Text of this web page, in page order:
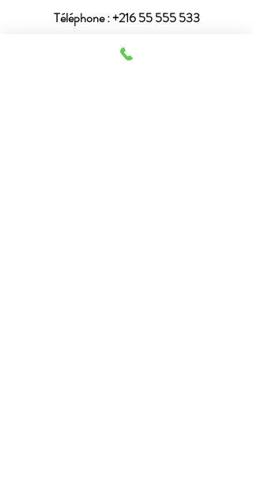
Téléphone :+216 55 555 533